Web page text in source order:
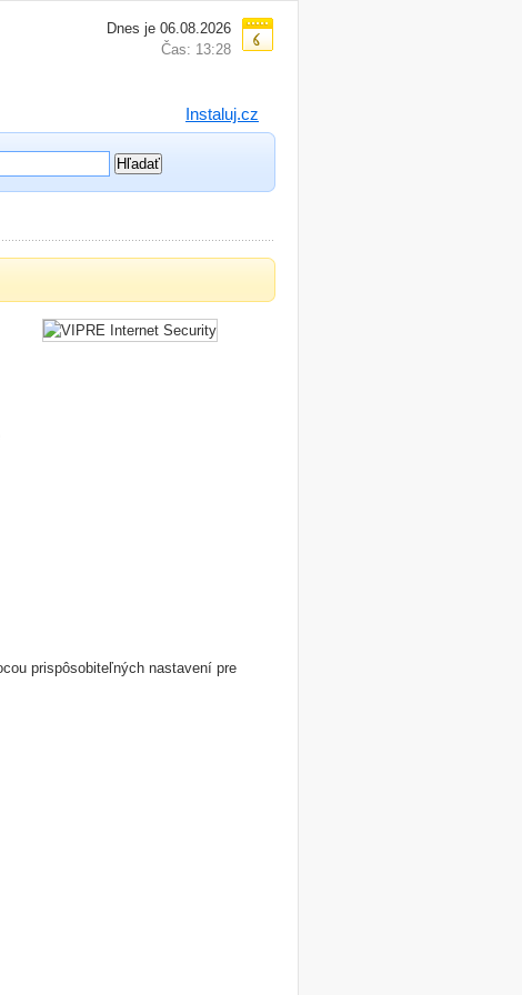
Dnes je 06.08.2026
Čas: 13:28
Instaluj.cz
prispôsobiteľných nastavení pre